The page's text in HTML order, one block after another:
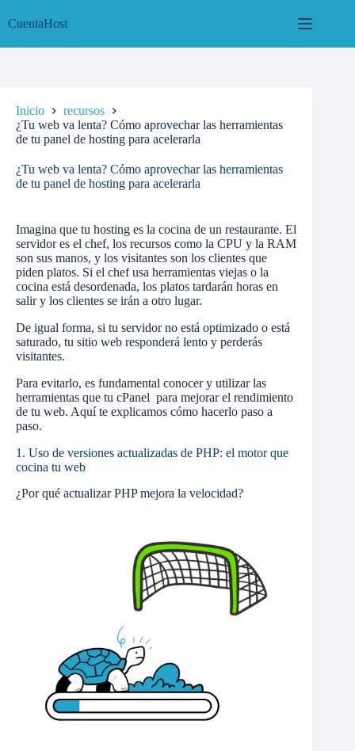
CuentaHost
Inicio
recursos
¿Tu web va lenta? Cómo aprovechar las herramientas
de tu panel de hosting para acelerarla
¿Tu web va lenta? Cómo aprovechar las herramientas
de tu panel de hosting para acelerarla
Imagina que tu hosting es la cocina de un restaurante. El
servidor es el chef, los recursos como la CPU y la RAM
son sus manos, y los visitantes son los clientes que
piden platos. Si el chef usa herramientas viejas o la
cocina está desordenada, los platos tardarán horas en
salir y los clientes se irán a otro lugar.
De igual forma, si tu servidor no está optimizado o está
saturado, tu sitio web responderá lento y perderás
visitantes.
Para evitarlo, es fundamental conocer y utilizar las
herramientas que tu cPanel para mejorar el rendimiento
de tu web. Aquí te explicamos cómo hacerlo paso a
paso.
1. Uso de versiones actualizadas de PHP: el motor que
cocina tu web
¿Por qué actualizar PHP mejora la velocidad?